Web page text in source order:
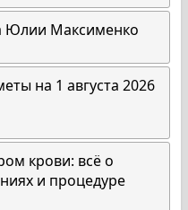
Юлии Максименко
на 1 августа 2026
крови: всё о
и процедуре